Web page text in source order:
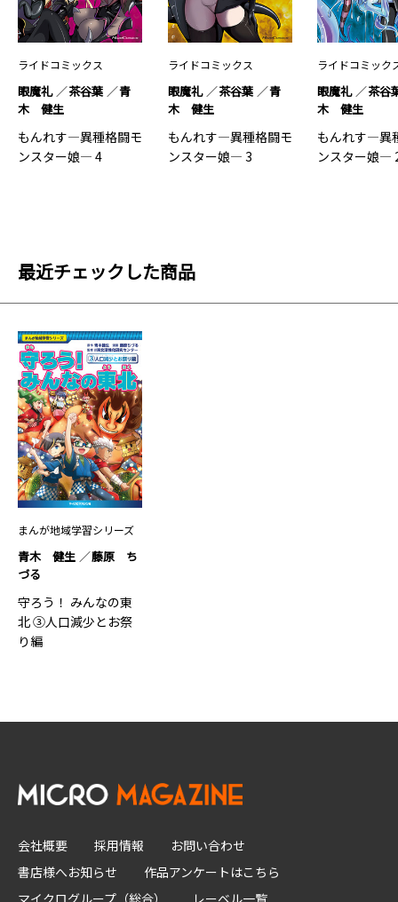
ライドコミックス
眼魔礼 茶谷葉
青
木 健生
もんれす―異種格闘モ
ンスター娘― 4
ライドコミックス
眼魔礼 茶谷葉
青
木 健生
もんれす―異種格闘モ
ンスター娘― 3
ライドコミック
眼魔礼
茶谷
木 健生
もんれす―異
ンスター娘―
最近チェックした商品
まんが地域学習シリーズ
青木 健生
藤原 ち
づる
守ろう！ みんなの東
北 ③人口減少とお祭
り編
会社概要 採用情報
お問い合わせ
書店様へお知らせ
作品アンケートはこちら